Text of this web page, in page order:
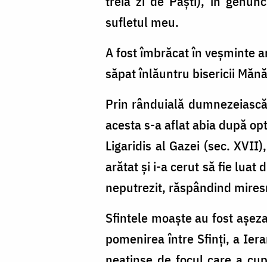
sufletul meu.
A fost îmbrăcat în veșminte
săpat înlăuntru bisericii
Prin rânduială
acesta s-a aflat abia după
Ligaridis al Gazei (sec.
arătat și i-a cerut să fie luat
neputrezit, răspândind
Sfintele moaște au fost
pomenirea între Sfinți, a